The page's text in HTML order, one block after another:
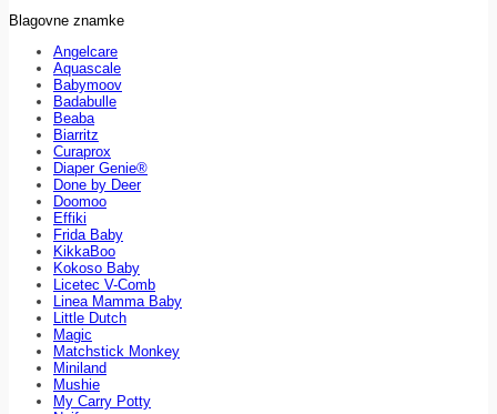
Blagovne znamke
Angelcare
Aquascale
Babymoov
Badabulle
Beaba
Biarritz
Curaprox
Diaper Genie®
Done by Deer
Doomoo
Effiki
Frida Baby
KikkaBoo
Kokoso Baby
Licetec V-Comb
Linea Mamma Baby
Little Dutch
Magic
Matchstick Monkey
Miniland
Mushie
My Carry Potty